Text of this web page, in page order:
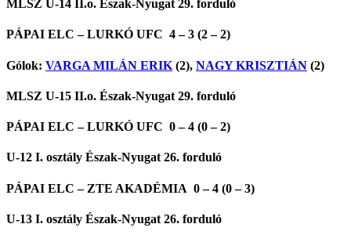
MLSZ U-14 II.o. Észak-Nyugat 29. forduló
PÁPAI ELC – LURKÓ UFC 4 – 3 (2 – 2)
Gólok: VARGA MILÁN ERIK (2), NAGY KRISZTIÁN (2)
MLSZ U-15 II.o. Észak-Nyugat 29. forduló
PÁPAI ELC – LURKÓ UFC 0 – 4 (0 – 2)
U-12 I. osztály Észak-Nyugat 26. forduló
PÁPAI ELC – ZTE AKADÉMIA 0 – 4 (0 – 3)
U-13 I. osztály Észak-Nyugat 26. forduló